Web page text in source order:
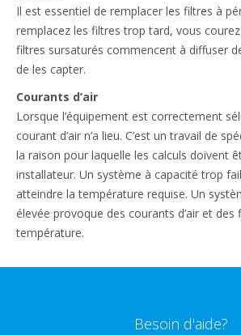
Il est essentiel de remplacer les filtres à
remplacez les filtres trop tard, vous
filtres sursaturés commencent à diffuser
de les capter.
Courants d’air
Lorsque l’équipement est correctement
courant d’air n’a lieu. C’est un travail de
la raison pour laquelle les calculs doivent
installateur. Un système à capacité trop
atteindre la température requise. Un
élevée provoque des courants d’air et des
température.
Besoin d'aide?